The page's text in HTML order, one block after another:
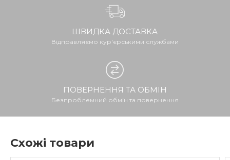
ШВИДКА ДОСТАВКА
Відправляємо кур'єрськими службами
ПОВЕРНЕННЯ ТА ОБМІН
Безпроблемний обмін та повернення
Схожі товари